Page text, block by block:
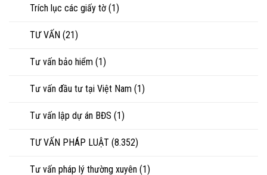
Trích lục các giấy tờ (1)
TƯ VẤN (21)
Tư vấn bảo hiểm (1)
Tư vấn đầu tư tại Việt Nam (1)
Tư vấn lập dự án BĐS (1)
TƯ VẤN PHÁP LUẬT (8.352)
Tư vấn pháp lý thường xuyên (1)